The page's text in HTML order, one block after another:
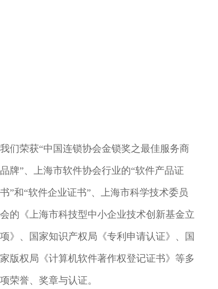
我们荣获“中国连锁协会金锁奖之最佳服务商
品牌”、上海市软件协会行业的“软件产品证
书”和“软件企业证书”、上海市科学技术委员
会的《上海市科技型中小企业技术创新基金立
项》、国家知识产权局《专利申请认证》、国
家版权局《计算机软件著作权登记证书》等多
项荣誉、奖章与认证。